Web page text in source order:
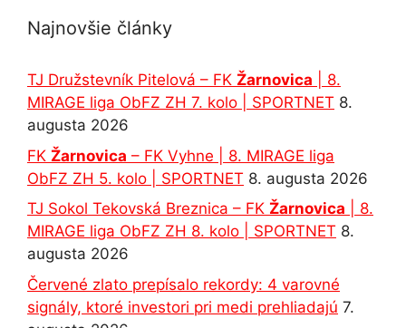
Najnovšie články
TJ Družstevník Pitelová – FK Žarnovica | 8.
MIRAGE liga ObFZ ZH 7. kolo | SPORTNET 8.
augusta 2026
FK Žarnovica – FK Vyhne | 8. MIRAGE liga
ObFZ ZH 5. kolo | SPORTNET 8. augusta 2026
TJ Sokol Tekovská Breznica – FK Žarnovica | 8.
MIRAGE liga ObFZ ZH 8. kolo | SPORTNET 8.
augusta 2026
Červené zlato prepísalo rekordy: 4 varovné
signály, ktoré investori pri medi prehliadajú 7.